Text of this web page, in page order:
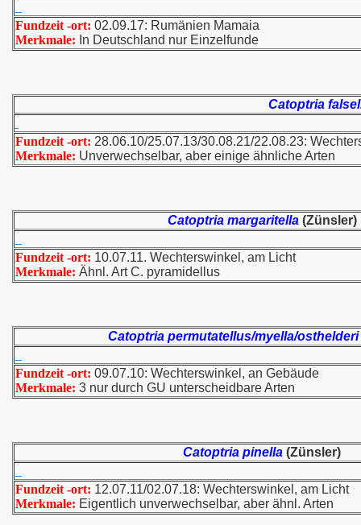
Fundzeit -ort: 02.09.17: Rumänien Mamaia
Merkmale: In Deutschland nur Einzelfunde
Catoptria
Fundzeit -ort: 28.06.10/25.07.13/30.08.21/22.08.23:
Merkmale: Unverwechselbar, aber einige ähnliche Arten
Catoptria margaritella(Zünsler)
Fundzeit -ort: 10.07.11. Wechterswinkel, am Licht
Merkmale: Ähnl. Art C. pyramidellus
Catoptria permutatellus/myella/osthelderi
Fundzeit -ort: 09.07.10: Wechterswinkel, an Gebäude
Merkmale: 3 nur durch GU unterscheidbare Arten
Catoptria pinella (Zünsler)
Fundzeit -ort: 12.07.11/02.07.18: Wechterswinkel, am Licht
Merkmale: Eigentlich unverwechselbar, aber ähnl. Arten